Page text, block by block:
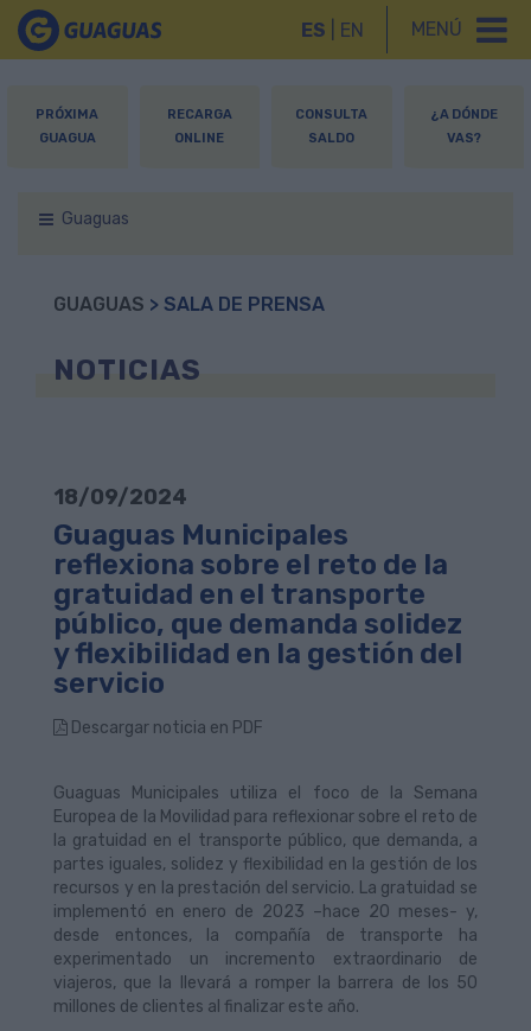
MENÚ
ES EN
PRÓXIMA
GUAGUA
RECARGA
ONLINE
CONSULTA
SALDO
¿A DÓNDE
VAS?
Guaguas
GUAGUAS > SALA DE PRENSA
NOTICIAS
18/09/2024
Guaguas Municipales
reflexiona sobre el reto de la
gratuidad en el transporte
público, que demanda solidez
y flexibilidad en la gestión del
servicio
Descargar noticia en PDF
Guaguas Municipales utiliza el foco de la Semana
Europea de la Movilidad para reflexionar sobre el reto de
la gratuidad en el transporte público, que demanda, a
partes iguales, solidez y flexibilidad en la gestión de los
recursos y en la prestación del servicio. La gratuidad se
implementó en enero de 2023 –hace 20 meses- y,
desde entonces, la compañía de transporte ha
experimentado un incremento extraordinario de
viajeros, que la llevará a romper la barrera de los 50
millones de clientes al finalizar este año.